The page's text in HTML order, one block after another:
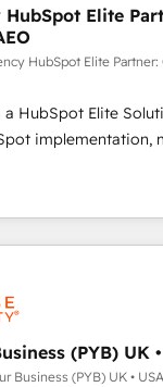
accelerate
- Pre-built
your full tech
builds, and full-
lifecycle campaigns,
- Cross-hub
Operations, and
managed
your most
engine. Built to
HubSpot Elite
HubSpot Elite Partner:
a HubSpot Elite
implementation,
and RevOps
enablement,
revenue reporting.
enterprise
Engine
Optimisation (AI
Hub, WordPress
and content. We work with
growth-led
(PYB) UK
Business (PYB) UK •